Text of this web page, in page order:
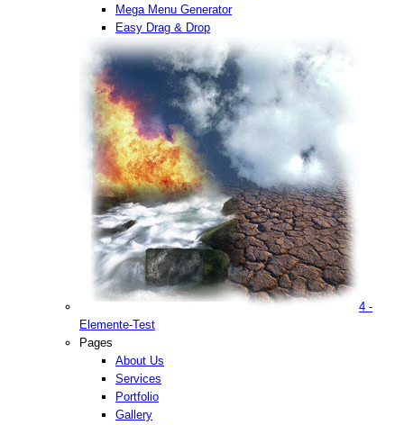
Mega Menu Generator
Easy Drag & Drop
4 -
Elemente-Test
Pages
About Us
Services
Portfolio
Gallery